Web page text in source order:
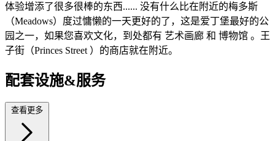
体验增添了很多很棒的东西...... 没有什么比在附近的梅多斯
（Meadows）度过慵懒的一天更好的了，这是爱丁堡最好的公
园之一，如果您喜欢文化，到处都有 艺术画廊 和 博物馆 。王
子街（Princes Street ）的商店就在附近。
配套设施&服务